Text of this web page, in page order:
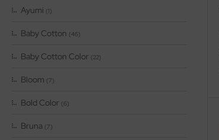
Ayumi (1)
Baby Cotton (46)
Baby Cotton Color (22)
Bloom (7)
Bold Color (6)
Bruna (7)